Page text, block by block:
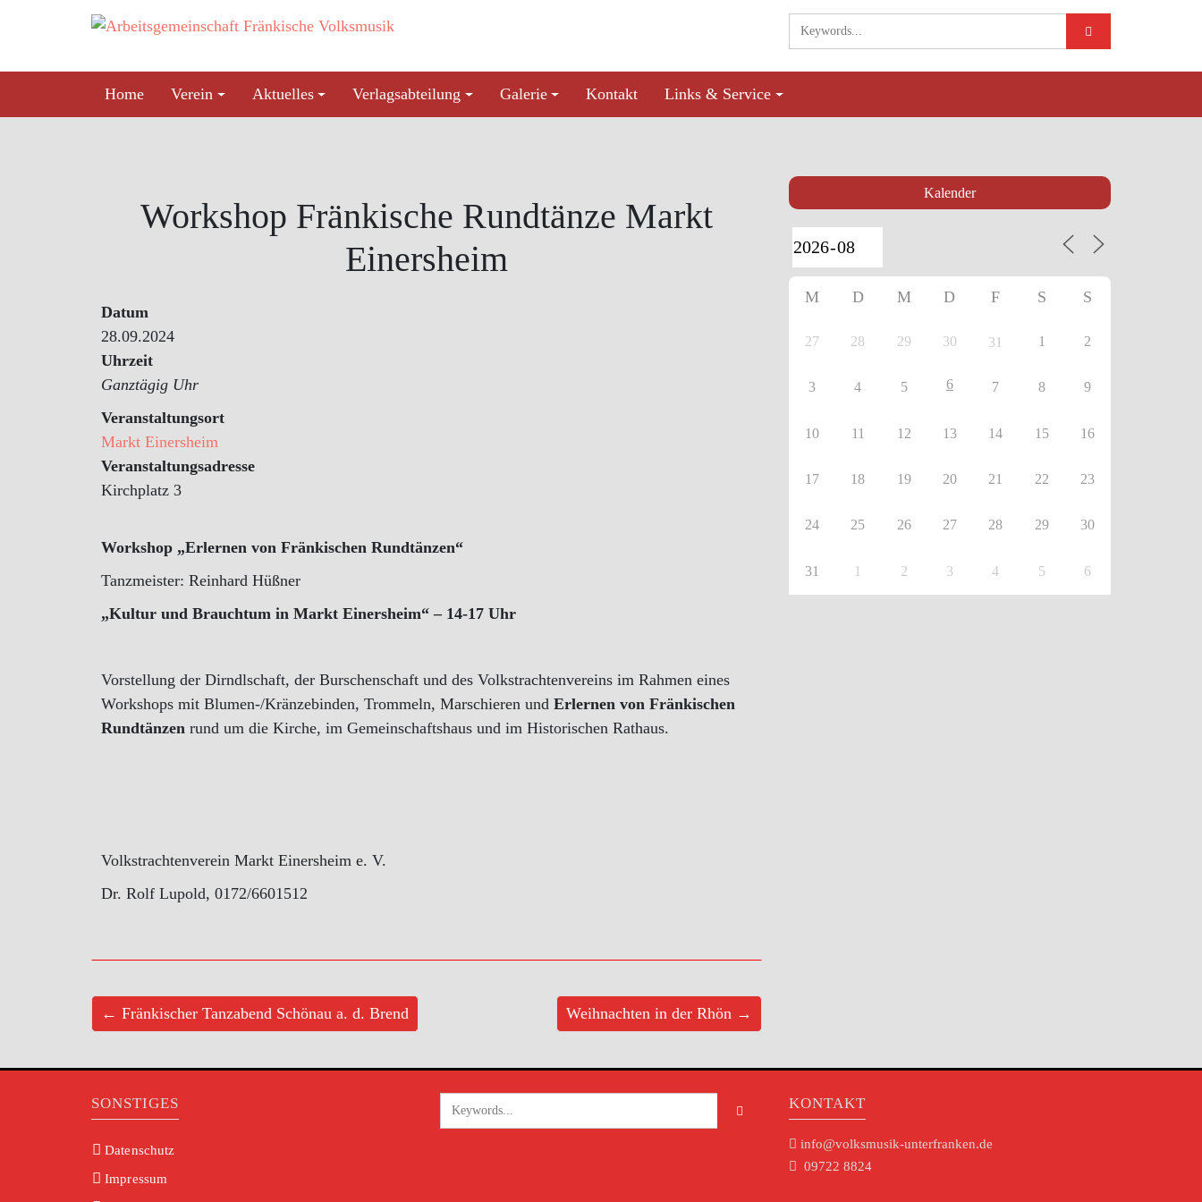
Home
Verein Aktuelles Verlagsabteilung Galerie Kontakt Links & Service
Workshop Fränkische Rundtänze Markt
Einersheim
Datum
28.09.2024
Uhrzeit
Ganztägig Uhr
Veranstaltungsort
Markt Einersheim
Veranstaltungsadresse
Kirchplatz 3
Workshop „Erlernen von Fränkischen Rundtänzen“
Tanzmeister: Reinhard Hüßner
„Kultur und Brauchtum in Markt Einersheim“ – 14-17 Uhr
Vorstellung der Dirndlschaft, der Burschenschaft und des Volkstrachtenvereins im Rahmen eines
Workshops mit Blumen-/Kränzebinden, Trommeln, Marschieren und Erlernen von Fränkischen
Rundtänzen rund um die Kirche, im Gemeinschaftshaus und im Historischen Rathaus.
Volkstrachtenverein Markt Einersheim e. V.
Dr. Rolf Lupold, 0172/6601512
← Fränkischer Tanzabend Schönau a. d. Brend Weihnachten in der Rhön →
Kalender
M D M D F S S
27 28 29 30 31 1 2
3 4 5 6 7 8 9
10 11 12 13 14 15 16
17 18 19 20 21 22 23
24 25 26 27 28 29 30
31 1 2 3 4 5 6
SONSTIGES
Datenschutz
Impressum
KONTAKT
info@volksmusik-unterfranken.de
09722 8824